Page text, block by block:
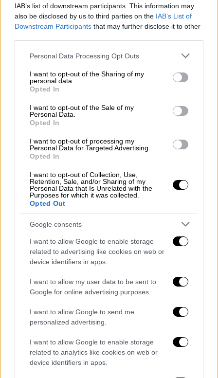
IAB’s list of downstream participants. This information may
also be disclosed by us to third parties on the IAB’s List of
Downstream Participants that may further disclose it to other
Please note that this website/app uses one or more Google
not limited to your visit or usage behaviour. You may click to
grant or deny consent to Google and its third-party tags to
use your data for below specified purposes in below Google
consent section.
Personal Data Processing Opt Outs
I want to opt-out of the Sharing of my
personal data.
Opted In
I want to opt-out of the Sale of my
Personal Data.
Opted In
I want to opt-out of processing my
Personal Data for Targeted Advertising.
Opted In
I want to opt-out of Collection, Use,
Retention, Sale, and/or Sharing of my
Personal Data that Is Unrelated with the
Purposes for which it was collected.
Opted Out
Google consents
I want to allow Google to enable storage
related to advertising like cookies on web or
device identifiers in apps.
I want to allow my user data to be sent to
Google for online advertising purposes.
I want to allow Google to send me
personalized advertising.
I want to allow Google to enable storage
related to analytics like cookies on web or
device identifiers in apps.
Eurovision 2023: Όλα όσα έγιναν στον
τελικό - Η απρεπής χειρονομία της
Γαλλίδας και η μεγάλη νίκη της Loreen
από τη Σουηδία
χρόνια, είχε κερδίσει τον διαγωνισμό και
πλέον είναι η δεύτερη ερμηνεύτρια, μετά
τον Τζόνι Λόγκαν που έχει δύο νίκες στην
Eurovision